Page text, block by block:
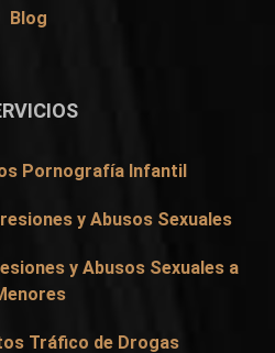
Blog
Pornografía Infantil
y Abusos Sexuales
y Abusos Sexuales a
Tráfico de Drogas